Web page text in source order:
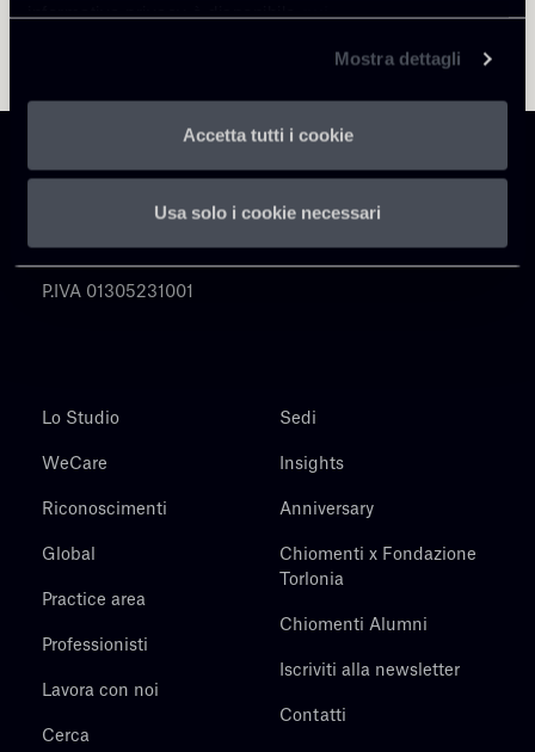
informativa privacy è disponibilequi.
Mostra dettagli
Accetta tutti i cookie
Usa solo i cookie necessari
Chiomenti
P.IVA 01305231001
Lo Studio
WeCare
Riconoscimenti
Global
Practice area
Professionisti
Lavora con noi
Cerca
Sedi
Insights
Anniversary
Chiomenti x Fondazione
Torlonia
Chiomenti Alumni
Iscriviti alla newsletter
Contatti